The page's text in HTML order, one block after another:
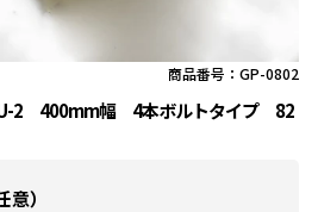
商品番号：GP-0802
2 400mm幅 4本ボルトタイプ 82
）